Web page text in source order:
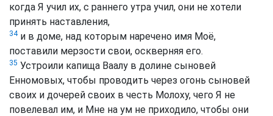
когда Я учил их, с раннего утра учил, они не хотели
принять наставления,
34и в доме, над которым наречено имя Моё,
поставили мерзости свои, оскверняя его.
35 Устроили капища Ваалу в долине сыновей
Енномовых, чтобы проводить через огонь сыновей
своих и дочерей своих в честь Молоху, чего Я не
повелевал им, и Мне на ум не приходило, чтобы они